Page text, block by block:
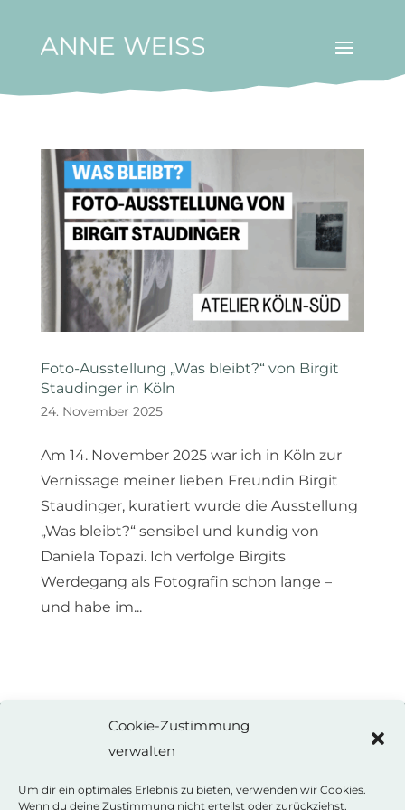
Cookie-Zustimmung
verwalten
Um dir ein optimales Erlebnis zu bieten, verwenden wir Cookies.
Wenn du deine Zustimmung nicht erteilst oder zurückziehst,
Foto-Ausstellung „Was bleibt?“ von Birgit
Staudinger in Köln
24. November 2025
Am 14. November 2025 war ich in Köln zur
Vernissage meiner lieben Freundin Birgit
Staudinger, kuratiert wurde die Ausstellung
„Was bleibt?“ sensibel und kundig von
Daniela Topazi. Ich verfolge Birgits
Werdegang als Fotografin schon lange –
und habe im...
ANNE WEISS
Autorin